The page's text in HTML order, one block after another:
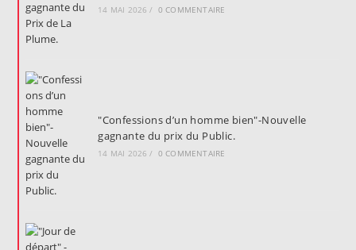
14 MAI 2026 / 0 COMMENTAIRE
"Confessions d’un homme bien"-Nouvelle
gagnante du prix du Public.
14 MAI 2026 / 0 COMMENTAIRE